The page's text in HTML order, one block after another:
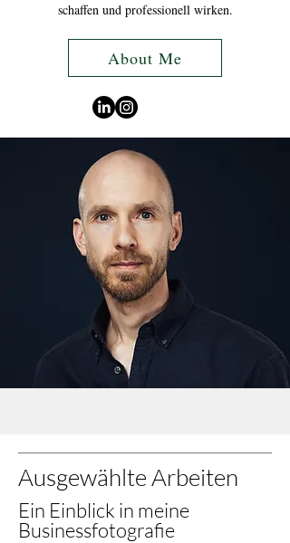
schaffen und professionell wirken.
About Me
Ausgewählte Arbeiten
Ein Einblick in meine
Businessfotografie